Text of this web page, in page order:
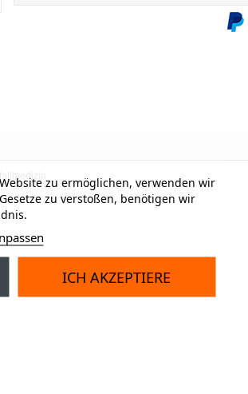
zu ermöglichen, verwenden wir
zu verstoßen, benötigen wir
ICH AKZEPTIERE